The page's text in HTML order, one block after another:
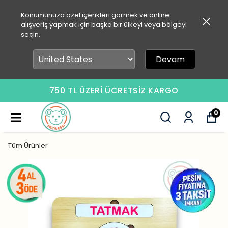
Konumunuza özel içerikleri görmek ve online
alışveriş yapmak için başka bir ülkeyi veya bölgeyi
seçin.
Devam
750 TL ÜZERİ ÜCRETSİZ KARGO
0
Tüm Ürünler